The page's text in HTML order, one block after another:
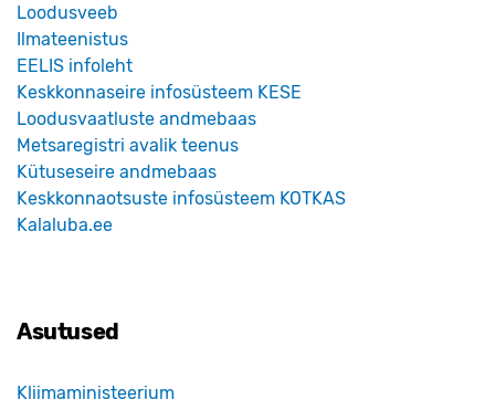
Loodusveeb
Ilmateenistus
EELIS infoleht
Keskkonnaseire infosüsteem KESE
Loodusvaatluste andmebaas
Metsaregistri avalik teenus
Kütuseseire andmebaas
Keskkonnaotsuste infosüsteem KOTKAS
Kalaluba.ee
Asutused
Kliimaministeerium